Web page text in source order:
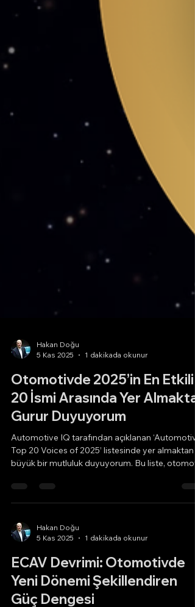
5 Kas 2025
1 dakikada okunur
Otomotivde 2025’in En Etkili
20 İsmi Arasında Yer
Gurur Duyuyorum
Automotive IQ tarafından açıklanan
büyük bir mutluluk duyuyorum. Bu liste,
sektörünün dönüşümüne yön veren kişileri öne
şekilleniyor: Yazılım tanımlı araçlar, yapay zekâ
otonom sürüş teknolojilerinin entegrasyonu
uygun maliyetli elektrikleşme Küreselleşme 2.0:
Avrupa’nın rekabetçi inovasyon ihtiyacı içi
5 Kas 2025
1 dakikada okunur
ECAV Devrimi: Otomotivde